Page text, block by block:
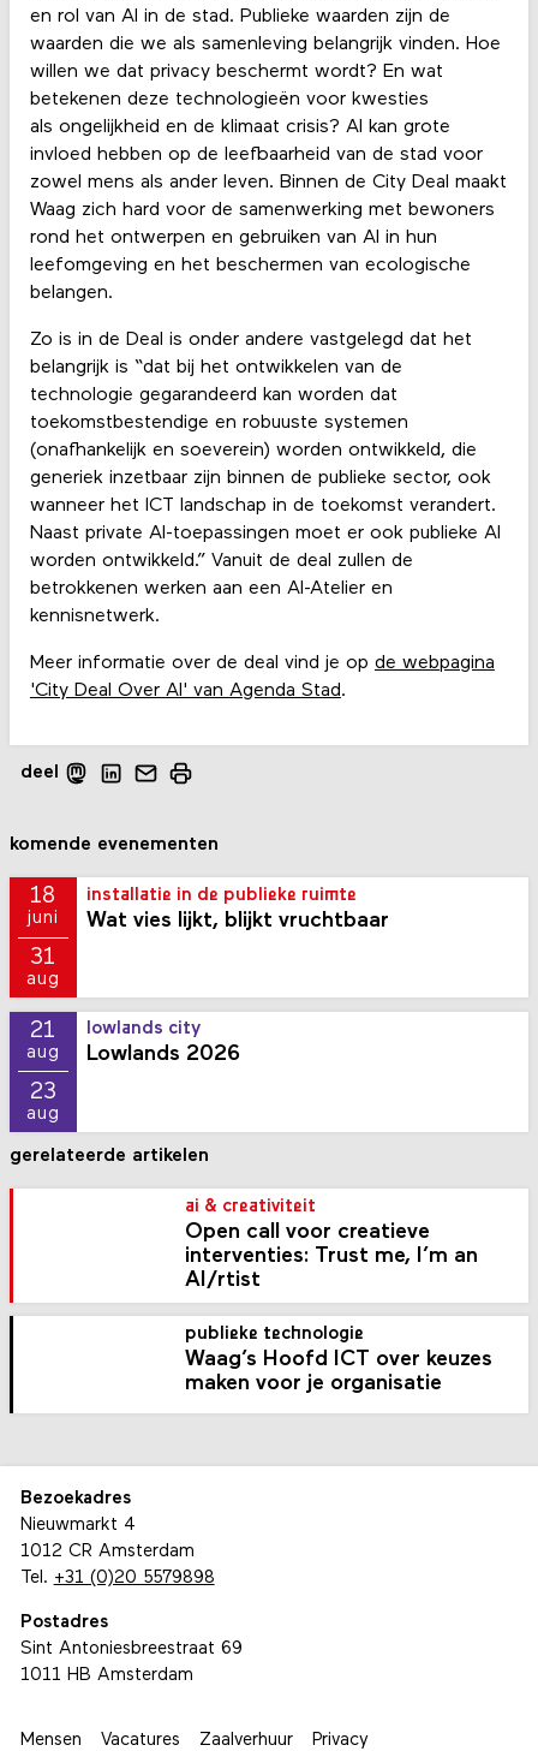
en rol van AI in de stad. Publieke waarden zijn de
waarden die we als samenleving belangrijk vinden. Hoe
willen we dat privacy beschermt wordt? En wat
betekenen deze technologieën voor kwesties
als ongelijkheid en de klimaat crisis? AI kan grote
invloed hebben op de leefbaarheid van de stad voor
zowel mens als ander leven. Binnen de City Deal maakt
Waag zich hard voor de samenwerking met bewoners
rond het ontwerpen en gebruiken van AI in hun
leefomgeving en het beschermen van ecologische
belangen.
Zo is in de Deal is onder andere vastgelegd dat het
belangrijk is “dat bij het ontwikkelen van de
technologie gegarandeerd kan worden dat
toekomstbestendige en robuuste systemen
(onafhankelijk en soeverein) worden ontwikkeld, die
generiek inzetbaar zijn binnen de publieke sector, ook
wanneer het ICT landschap in de toekomst verandert.
Naast private AI-toepassingen moet er ook publieke AI
worden ontwikkeld.” Vanuit de deal zullen de
betrokkenen werken aan een AI-Atelier en
kennisnetwerk.
Meer informatie over de deal vind je op de webpagina
'City Deal Over AI' van Agenda Stad.
deel
komende evenementen
18
juni
31
aug
installatie in de publieke ruimte
Wat vies lijkt, blijkt vruchtbaar
21
aug
23
aug
lowlands city
Lowlands 2026
gerelateerde artikelen
ai & creativiteit
Open call voor creatieve
interventies: Trust me, I’m an
AI/rtist
publieke technologie
Waag’s Hoofd ICT over keuzes
maken voor je organisatie
Bezoekadres
Nieuwmarkt 4
1012 CR Amsterdam
Tel. +31 (0)20 5579898
Postadres
Sint Antoniesbreestraat 69
1011 HB Amsterdam
Mensen Vacatures Zaalverhuur Privacy